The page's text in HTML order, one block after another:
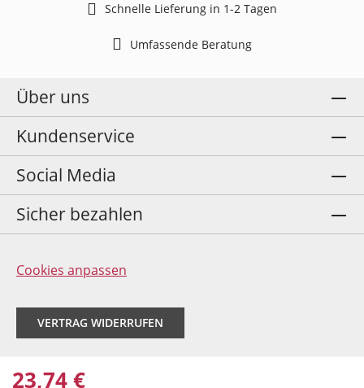
23,74 €
Schnelle Lieferung in 1-2 Tagen
Umfassende Beratung
Über uns
Kundenservice
Social Media
Sicher bezahlen
Cookies anpassen
VERTRAG WIDERRUFEN